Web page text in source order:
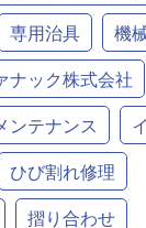
専用治具
機
ナック株式会社
ンテナンス
ひび割れ修理
摺り合わせ